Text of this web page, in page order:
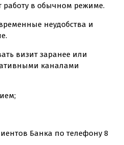
в обычном режиме.
неудобства и
визит заранее или
каналами
Банка по телефону 8